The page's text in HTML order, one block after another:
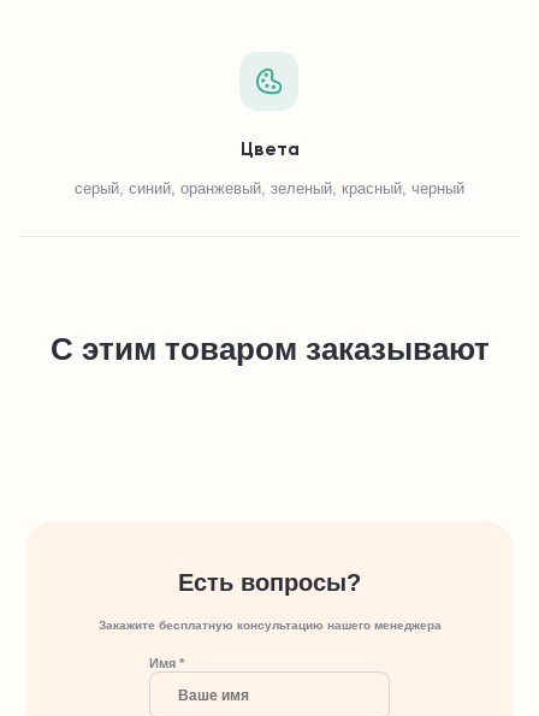
Цвета
серый, синий, оранжевый, зеленый, красный, черный
С этим товаром заказывают
Есть вопросы?
Закажите бесплатную консультацию нашего менеджера
Имя *